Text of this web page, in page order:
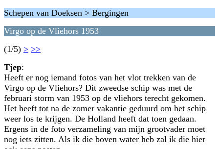
Schepen van Doeksen > Bergingen
Virgo op de Vliehors 1953
(1/5) > >>
Tjep:
Heeft er nog iemand fotos van het vlot trekken van de
Virgo op de Vliehors? Dit zweedse schip was met de
februari storm van 1953 op de vliehors terecht gekomen.
Het heeft tot na de zomer vakantie geduurd om het schip
weer los te krijgen. De Holland heeft dat toen gedaan.
Ergens in de foto verzameling van mijn grootvader moet
nog iets zitten. Als ik die boven water heb zal ik die hier